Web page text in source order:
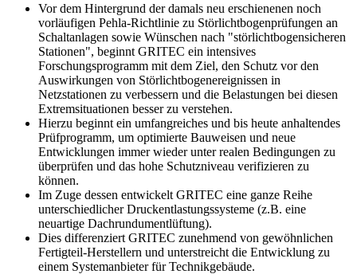
Vor dem Hintergrund der damals neu erschienenen noch
vorläufigen Pehla-Richtlinie zu Störlichtbogenprüfungen an
Schaltanlagen sowie Wünschen nach "störlichtbogensicheren
Stationen", beginnt GRITEC ein intensives
Forschungsprogramm mit dem Ziel, den Schutz vor den
Auswirkungen von Störlichtbogenereignissen in
Netzstationen zu verbessern und die Belastungen bei diesen
Extremsituationen besser zu verstehen.
Hierzu beginnt ein umfangreiches und bis heute anhaltendes
Prüfprogramm, um optimierte Bauweisen und neue
Entwicklungen immer wieder unter realen Bedingungen zu
überprüfen und das hohe Schutzniveau verifizieren zu
können.
Im Zuge dessen entwickelt GRITEC eine ganze Reihe
unterschiedlicher Druckentlastungssysteme (z.B. eine
neuartige Dachrundumentlüftung).
Dies differenziert GRITEC zunehmend von gewöhnlichen
Fertigteil-Herstellern und unterstreicht die Entwicklung zu
einem Systemanbieter für Technikgebäude.